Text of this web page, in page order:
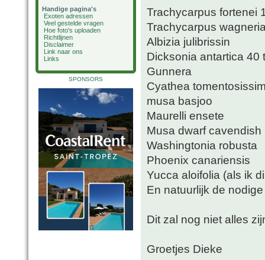
Handige pagina's
Exoten adressen
Veel gestelde vragen
Hoe foto's uploaden
Richtlijnen
Disclaimer
Link naar ons
Links
SPONSORS
Trachycarpus fortenei
Trachycarpus
Albizia julibrissin
Dicksonia antartica 40
Gunnera
Cyathea
musa basjoo
Maurelli ensete
Musa dwarf cavendish
Washingtonia robusta
Phoenix canariensis
Yucca aloifolia (als ik
En natuurlijk de
Dit zal nog niet alles
Groetjes Dieke